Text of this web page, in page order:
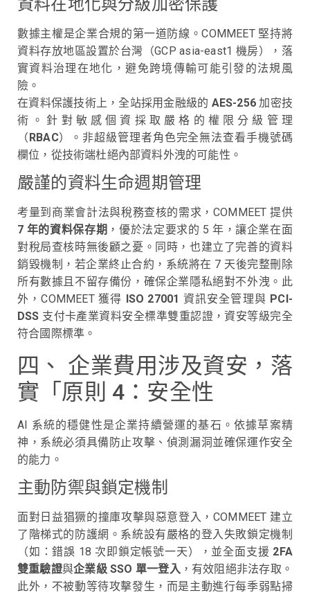
資料在地化與分級加密保護
數據主權是企業合規的第一道防線。COMMEET 堅持將
資料存放地區設置於台灣（GCP asia-east1 機房），落
實資料治理在地化，避免跨境傳輸可能引發的法規風
險。
在資料保護技術上，全站採用金融級的 AES-256 加密技
術。針對敏感個資採取嚴格的權限分級管理
（RBAC）。非超級管理者角色完全無法查看手機號碼
欄位，從技術端杜絕內部資料外洩的可能性。
嚴謹的資料生命週期管理
考量到商業會計法與稅務查核的需求，COMMEET 提供
7 年的資料保存期 ，優於法定要求的 5 年，讓企業在面
對稅局查核時無後顧之憂。同時，也建立了完善的資料
銷毀機制，若企業終止合約，系統將在 7 天後完整刪除
所有數據且不留存備份，確保企業隱私絕對不外洩。此
外，COMMEET 獲得 ISO 27001 資訊安全管理與 PCI-
DSS 支付卡產業資料安全標準雙重認證，資安等級完全
符合國際標準。
四、 企業費用涉及資安，落
實「原則 4：安全性
AI 系統的穩健性是企業持續營運的基石。依據草案精
神，系統必須具備防止攻擊、偵測漏洞並確保運作安全
的能力。
主動防禦與鎖定機制
面對日益猖獗的撞庫攻擊與惡意登入，COMMEET 建立
了階梯式的防護網。系統設有嚴格的登入失敗鎖定機制
（如：錯誤 18 次即鎖定帳號一天），並全面支援 2FA
雙重驗證與企業級 SSO 單一登入，有效阻絕非法存取。
此外，不被動等待攻擊發生，而是主動進行每季弱點掃